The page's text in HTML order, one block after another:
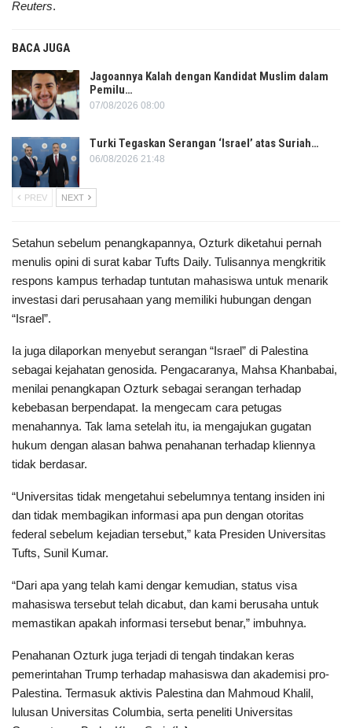
Reuters.
BACA JUGA
Jagoannya Kalah dengan Kandidat Muslim dalam
Pemilu…
07/08/2026 08:00
Turki Tegaskan Serangan ‘Israel’ atas Suriah…
06/08/2026 21:48
PREV NEXT
Setahun sebelum penangkapannya, Ozturk diketahui pernah
menulis opini di surat kabar Tufts Daily. Tulisannya mengkritik
respons kampus terhadap tuntutan mahasiswa untuk menarik
investasi dari perusahaan yang memiliki hubungan dengan
“Israel”.
Ia juga dilaporkan menyebut serangan “Israel” di Palestina
sebagai kejahatan genosida. Pengacaranya, Mahsa Khanbabai,
menilai penangkapan Ozturk sebagai serangan terhadap
kebebasan berpendapat. Ia mengecam cara petugas
menahannya. Tak lama setelah itu, ia mengajukan gugatan
hukum dengan alasan bahwa penahanan terhadap kliennya
tidak berdasar.
“Universitas tidak mengetahui sebelumnya tentang insiden ini
dan tidak membagikan informasi apa pun dengan otoritas
federal sebelum kejadian tersebut,” kata Presiden Universitas
Tufts, Sunil Kumar.
“Dari apa yang telah kami dengar kemudian, status visa
mahasiswa tersebut telah dicabut, dan kami berusaha untuk
memastikan apakah informasi tersebut benar,” imbuhnya.
Penahanan Ozturk juga terjadi di tengah tindakan keras
pemerintahan Trump terhadap mahasiswa dan akademisi pro-
Palestina. Termasuk aktivis Palestina dan Mahmoud Khalil,
lulusan Universitas Columbia, serta peneliti Universitas